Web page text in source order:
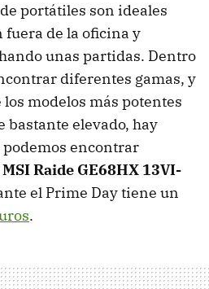
portátiles son ideales
fuera de la oficina y
unas partidas. Dentro
diferentes gamas, y
modelos más potentes
bastante elevado, hay
podemos encontrar
MSI Raide GE68HX 13VI-
el Prime Day tiene un
.